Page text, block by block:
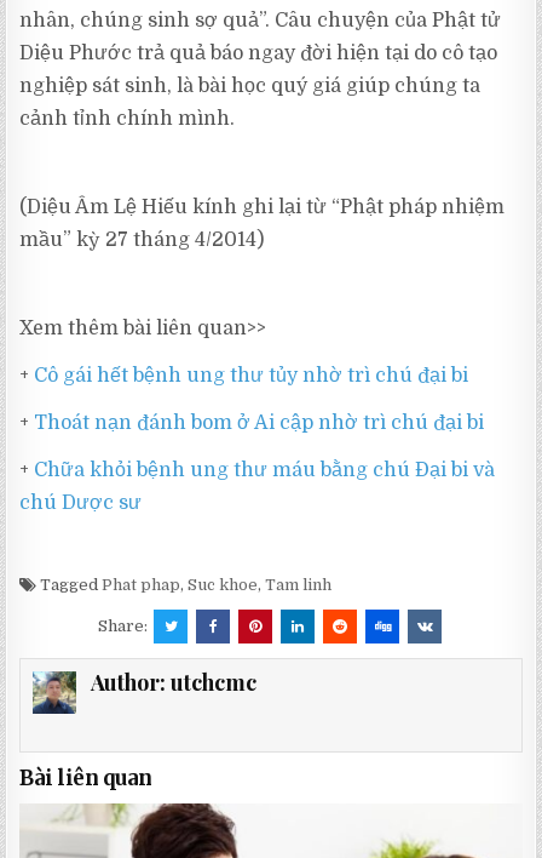
nhân, chúng sinh sợ quả”. Câu chuyện của Phật tử
Diệu Phước trả quả báo ngay đời hiện tại do cô tạo
nghiệp sát sinh, là bài học quý giá giúp chúng ta
cảnh tỉnh chính mình.
(Diệu Âm Lệ Hiếu kính ghi lại từ “Phật pháp nhiệm
mầu” kỳ 27 tháng 4/2014)
Xem thêm bài liên quan>>
+ Cô gái hết bệnh ung thư tủy nhờ trì chú đại bi
+ Thoát nạn đánh bom ở Ai cập nhờ trì chú đại bi
+ Chữa khỏi bệnh ung thư máu bằng chú Đại bi và
chú Dược sư
TaggedPhat phap,Suc khoe,Tam linh
Share:
Author: utchcmc
Bài liên quan